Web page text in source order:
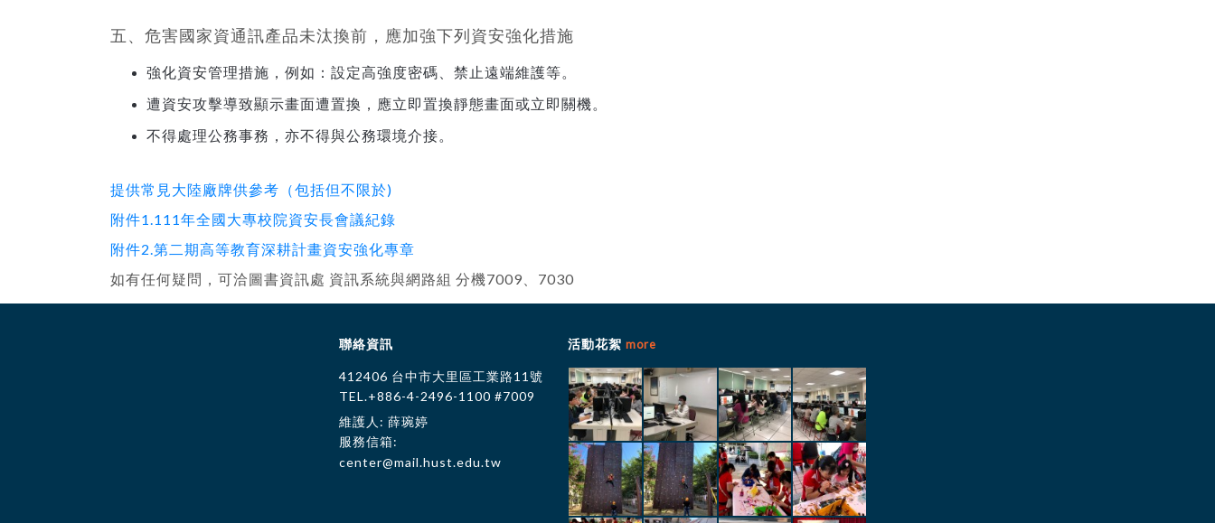
五、危害國家資通訊產品未汰換前，應加強下列資安強化措施
強化資安管理措施，例如：設定高強度密碼、禁止遠端維護等。
遭資安攻擊導致顯示畫面遭置換，應立即置換靜態畫面或立即關機。
不得處理公務事務，亦不得與公務環境介接。
提供常見大陸廠牌供參考（包括但不限於)
附件1.111年全國大專校院資安長會議紀錄
附件2.第二期高等教育深耕計畫資安強化專章
如有任何疑問，可洽圖書資訊處 資訊系統與網路組 分機7009、7030
聯絡資訊
412406 台中市大里區工業路11號
TEL.+886-4-2496-1100 #7009
維護人: 薛琬婷
服務信箱:
center@mail.hust.edu.tw
活動花絮 more